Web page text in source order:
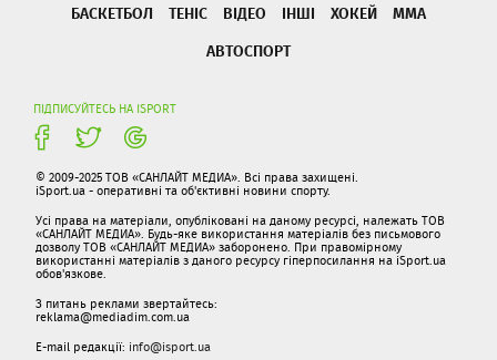
БАСКЕТБОЛ
ТЕНІС ВІДЕО ІНШІ ХОКЕЙ
ММА
АВТОСПОРТ
ПІДПИСУЙТЕСЬ НА ISPORT
© 2009-2025 ТОВ «САНЛАЙТ МЕДИА». Всі права захищені.
iSport.ua - оперативні та об'єктивні новини спорту.
Усі права на матеріали, опубліковані на даному ресурсі, належать ТОВ
«САНЛАЙТ МЕДИА». Будь-яке використання матеріалів без письмового
дозволу ТОВ «САНЛАЙТ МЕДИА» заборонено. При правомірному
використанні матеріалів з даного ресурсу гіперпосилання на iSport.ua
обов'язкове.
З питань реклами звертайтесь:
reklama@mediadim.com.ua
E-mail редакції: info@isport.ua